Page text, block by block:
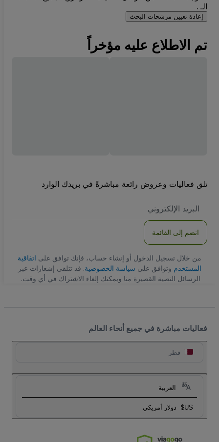
الـ .
إعادة تعيين مرشحات البحث
تم الاطلاع عليه مؤخراً
تلق فعاليات وعروض رائعة مباشرةً في بريدك الوارد
الاكتروني
انضم إلى القائمة
من خلال تسجيل الدخول أو إنشاء حساب، فإنك توافق على اتفاقية
المستخدم وتوافق على سياسة الخصوصية. قد تتلقى إشعارات عبر
الرسائل النصية القصيرة منا ويمكنك إلغاء الاشتراك في أي وقت.
فعاليات مباشرة في جميع أنحاء العالم
قطر
العربية
US$ دولار أمريكي